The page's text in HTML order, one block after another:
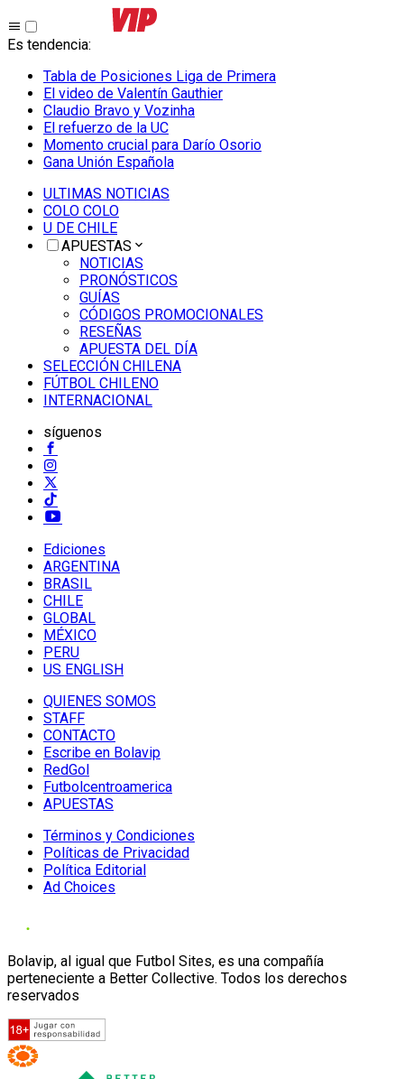
Es tendencia:
Tabla de Posiciones Liga de Primera
El video de Valentín Gauthier
Claudio Bravo y Vozinha
El refuerzo de la UC
Momento crucial para Darío Osorio
Gana Unión Española
ULTIMAS NOTICIAS
COLO COLO
U DE CHILE
APUESTAS
NOTICIAS
PRONÓSTICOS
GUÍAS
CÓDIGOS PROMOCIONALES
RESEÑAS
APUESTA DEL DÍA
SELECCIÓN CHILENA
FÚTBOL CHILENO
INTERNACIONAL
síguenos
Ediciones
ARGENTINA
BRASIL
CHILE
GLOBAL
MÉXICO
PERU
US ENGLISH
QUIENES SOMOS
STAFF
CONTACTO
Escribe en Bolavip
RedGol
Futbolcentroamerica
APUESTAS
Términos y Condiciones
Políticas de Privacidad
Política Editorial
Ad Choices
Bolavip, al igual que Futbol Sites, es una compañía
perteneciente a Better Collective. Todos los derechos
reservados